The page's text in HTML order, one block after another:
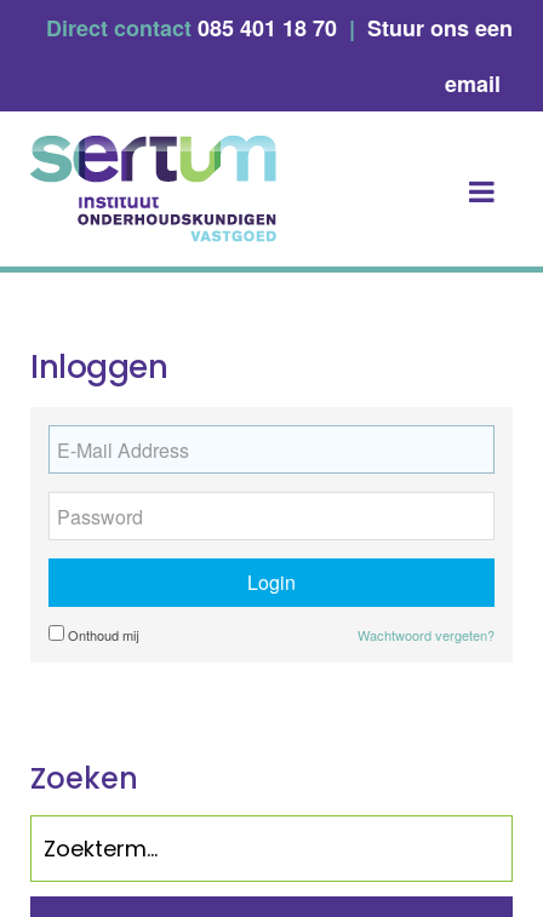
Direct contact085 401 18 70 | Stuur ons een
email
Inloggen
Login
Onthoud mij Wachtwoord vergeten?
Zoeken